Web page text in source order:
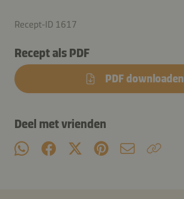
Recept-ID 1617
Recept als PDF
PDF downloaden
Deel met vrienden